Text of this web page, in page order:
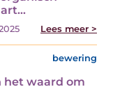
Lees meer >
bewering
het waard om